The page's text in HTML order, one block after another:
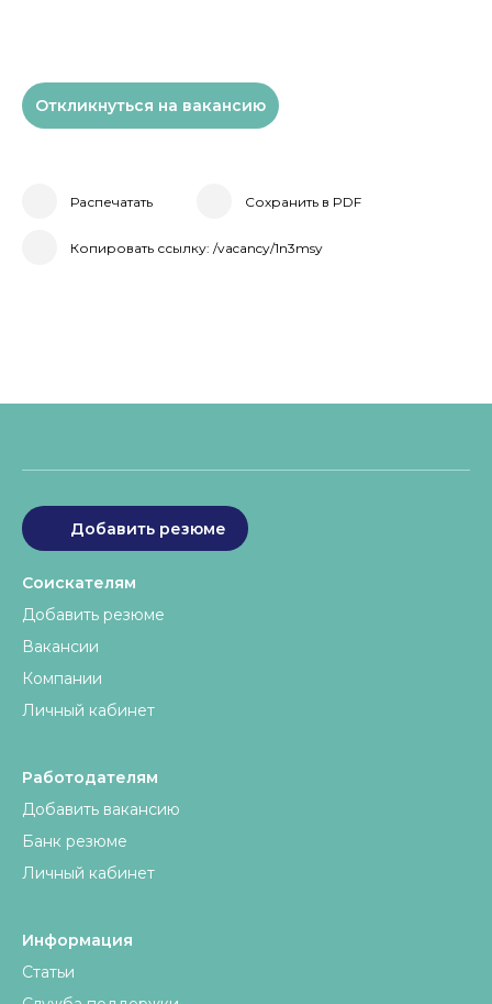
Откликнуться на вакансию
Распечатать Сохранить в PDF
Копировать ссылку: /vacancy/1n3msy
Добавить резюме
Соискателям
Добавить резюме
Вакансии
Компании
Личный кабинет
Работодателям
Добавить вакансию
Банк резюме
Личный кабинет
Информация
Статьи